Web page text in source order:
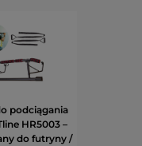
podciągania
HR5003 –
do futryny /